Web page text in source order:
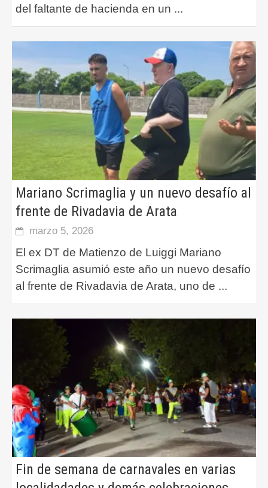
del faltante de hacienda en un ...
Mariano Scrimaglia y un nuevo desafío al
frente de Rivadavia de Arata
marzo 5, 2026
El ex DT de Matienzo de Luiggi Mariano
Scrimaglia asumió este año un nuevo desafío
al frente de Rivadavia de Arata, uno de ...
Fin de semana de carnavales en varias